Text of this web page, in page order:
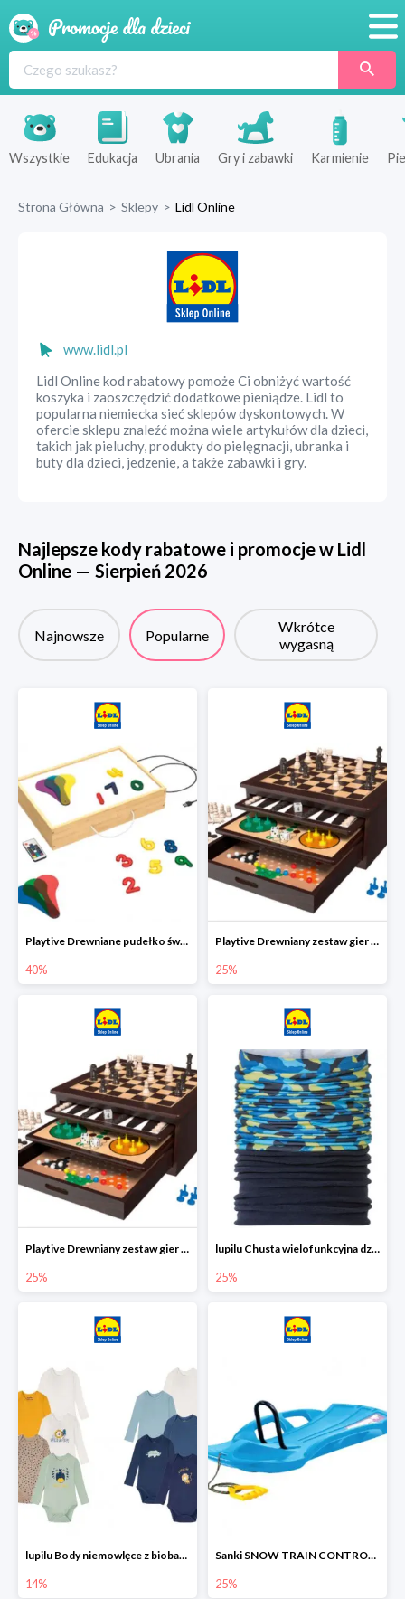
Produkty
Sklepy
Wszystkie Edukacja Ubrania Gry i zabawki Karmienie
Strona Główna > Sklepy > Lidl Online
www.lidl.pl
Lidl Online kod rabatowy pomoże Ci obniżyć wartość
koszyka i zaoszczędzić dodatkowe pieniądze. Lidl to
popularna niemiecka sieć sklepów dyskontowych. W
ofercie sklepu znaleźć można wiele artykułów dla dzieci,
takich jak pieluchy, produkty do pielęgnacji, ubranka i
buty dla dzieci, jedzenie, a także zabawki i gry.
Najlepsze kody rabatowe i promocje w Lidl
Online — Sierpień 2026
Najnowsze Popularne
Wkrótce
wygasną
Playtive Drewniane pudełko świetlne MONTESSORI
40%
Playtive Drewniany zestaw gier 10 w 1
25%
Playtive Drewniany zestaw gier 10 w 1
25%
lupilu Chusta wielofunkcyjna dziecięca
25%
lupilu Body niemowlęce z biobawełny
14%
Sanki SNOW TRAIN CONTROL -25%
25%